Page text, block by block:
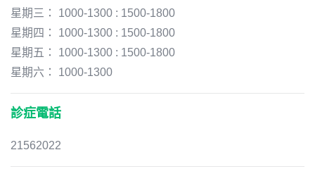
星期三： 1000-1300 : 1500-1800
星期四： 1000-1300 : 1500-1800
星期五： 1000-1300 : 1500-1800
星期六： 1000-1300
診症電話
21562022